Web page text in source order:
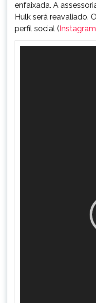
enfaixada. A
Hulk será reavaliado.
perfil social (